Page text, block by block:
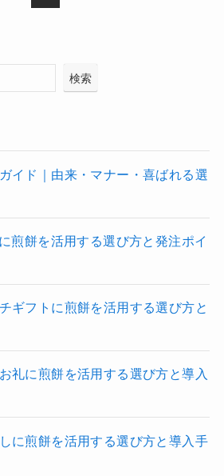
検索
イド｜由来・マナー・喜ばれる選
煎餅を活用する選び方と発注ポイ
ギフトに煎餅を活用する選び方と
礼に煎餅を活用する選び方と導入
に煎餅を活用する選び方と導入手